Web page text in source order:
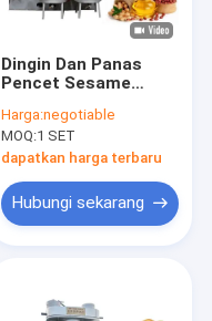
Dingin Dan Panas
Pencet Sesame
tanah Rapeseed Oil
Line Untuk Pabrik
Minyak Komersial
menggunakan
Harga:negotiable
MOQ:1 SET
dapatkan harga terbaru
Hubungi sekarang